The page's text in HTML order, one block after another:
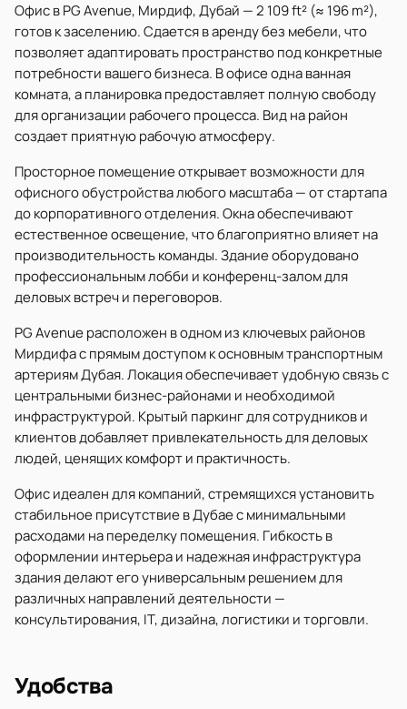
Офис в PG Avenue, Мирдиф, Дубай — 2 109 ft² (≈ 196 m²),
готов к заселению. Сдается в аренду без мебели, что
позволяет адаптировать пространство под конкретные
потребности вашего бизнеса. В офисе одна ванная
комната, а планировка предоставляет полную свободу
для организации рабочего процесса. Вид на район
создает приятную рабочую атмосферу.
Просторное помещение открывает возможности для
офисного обустройства любого масштаба — от стартапа
до корпоративного отделения. Окна обеспечивают
естественное освещение, что благоприятно влияет на
производительность команды. Здание оборудовано
профессиональным лобби и конференц-залом для
деловых встреч и переговоров.
PG Avenue расположен в одном из ключевых районов
Мирдифа с прямым доступом к основным транспортным
артериям Дубая. Локация обеспечивает удобную связь с
центральными бизнес-районами и необходимой
инфраструктурой. Крытый паркинг для сотрудников и
клиентов добавляет привлекательность для деловых
людей, ценящих комфорт и практичность.
Офис идеален для компаний, стремящихся установить
стабильное присутствие в Дубае с минимальными
расходами на переделку помещения. Гибкость в
оформлении интерьера и надежная инфраструктура
здания делают его универсальным решением для
различных направлений деятельности —
консультирования, IT, дизайна, логистики и торговли.
Удобства